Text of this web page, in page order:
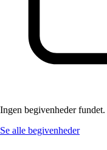
Ingen begivenheder fundet.
Se alle begivenheder